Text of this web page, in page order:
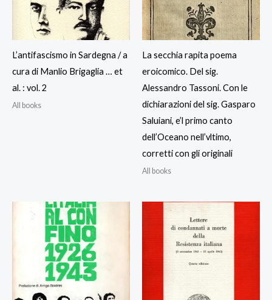
L’antifascismo in Sardegna / a
cura di Manlio Brigaglia … et
al. : vol. 2
All books
La secchia rapita poema
eroicomico. Del sig.
Alessandro Tassoni. Con le
dichiarazioni del sig. Gasparo
Saluiani, e’l primo canto
dell’Oceano nell’vltimo,
corretti con gli originali
All books